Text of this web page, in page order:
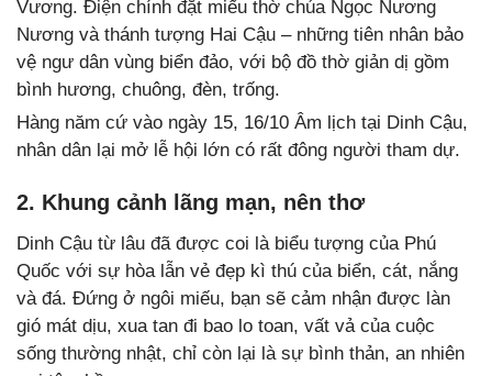
Vương. Điện chính đặt miếu thờ chúa Ngọc Nương
Nương và thánh tượng Hai Cậu – những tiên nhân bảo
vệ ngư dân vùng biển đảo, với bộ đồ thờ giản dị gồm
bình hương, chuông, đèn, trống.
Hàng năm cứ vào ngày 15, 16/10 Âm lịch tại Dinh Cậu,
nhân dân lại mở lễ hội lớn có rất đông người tham dự.
2. Khung cảnh lãng mạn, nên thơ
Dinh Cậu từ lâu đã được coi là biểu tượng của Phú
Quốc với sự hòa lẫn vẻ đẹp kì thú của biển, cát, nắng
và đá. Đứng ở ngôi miếu, bạn sẽ cảm nhận được làn
gió mát dịu, xua tan đi bao lo toan, vất vả của cuộc
sống thường nhật, chỉ còn lại là sự bình thản, an nhiên